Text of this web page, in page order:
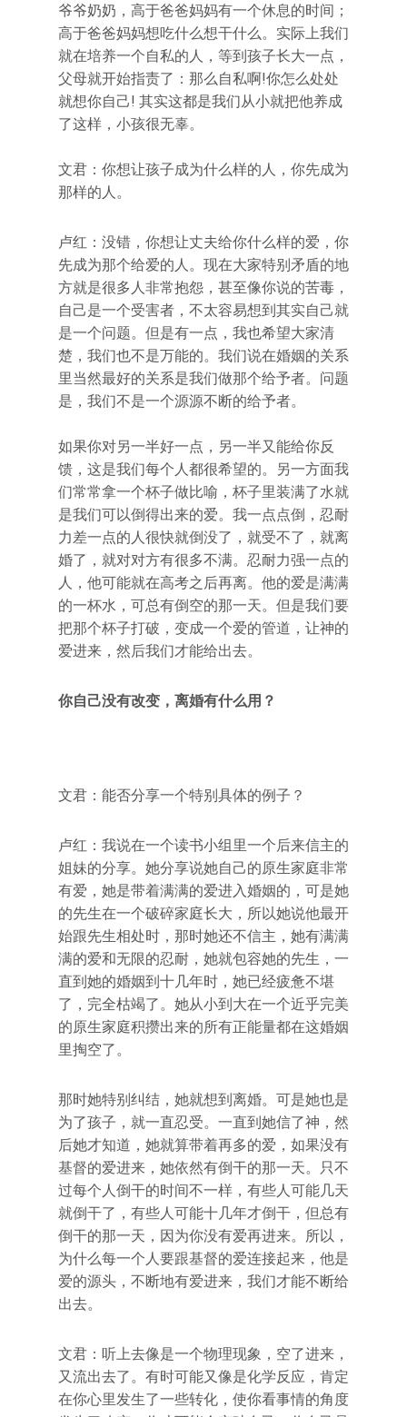
爷爷奶奶，高于爸爸妈妈有一个休息的时间；
高于爸爸妈妈想吃什么想干什么。实际上我们
就在培养一个自私的人，等到孩子长大一点，
父母就开始指责了：那么自私啊!你怎么处处
就想你自己! 其实这都是我们从小就把他养成
了这样，小孩很无辜。
文君：你想让孩子成为什么样的人，你先成为
那样的人。
卢红：没错，你想让丈夫给你什么样的爱，你
先成为那个给爱的人。现在大家特别矛盾的地
方就是很多人非常抱怨，甚至像你说的苦毒，
自己是一个受害者，不太容易想到其实自己就
是一个问题。但是有一点，我也希望大家清
楚，我们也不是万能的。我们说在婚姻的关系
里当然最好的关系是我们做那个给予者。问题
是，我们不是一个源源不断的给予者。
如果你对另一半好一点，另一半又能给你反
馈，这是我们每个人都很希望的。另一方面我
们常常拿一个杯子做比喻，杯子里装满了水就
是我们可以倒得出来的爱。我一点点倒，忍耐
力差一点的人很快就倒没了，就受不了，就离
婚了，就对对方有很多不满。忍耐力强一点的
人，他可能就在高考之后再离。他的爱是满满
的一杯水，可总有倒空的那一天。但是我们要
把那个杯子打破，变成一个爱的管道，让神的
爱进来，然后我们才能给出去。
你自己没有改变，离婚有什么用？
文君：能否分享一个特别具体的例子？
卢红：我说在一个读书小组里一个后来信主的
姐妹的分享。她分享说她自己的原生家庭非常
有爱，她是带着满满的爱进入婚姻的，可是她
的先生在一个破碎家庭长大，所以她说他最开
始跟先生相处时，那时她还不信主，她有满满
满的爱和无限的忍耐，她就包容她的先生，一
直到她的婚姻到十几年时，她已经疲惫不堪
了，完全枯竭了。她从小到大在一个近乎完美
的原生家庭积攒出来的所有正能量都在这婚姻
里掏空了。
那时她特别纠结，她就想到离婚。可是她也是
为了孩子，就一直忍受。一直到她信了神，然
后她才知道，她就算带着再多的爱，如果没有
基督的爱进来，她依然有倒干的那一天。只不
过每个人倒干的时间不一样，有些人可能几天
就倒干了，有些人可能十几年才倒干，但总有
倒干的那一天，因为你没有爱再进来。所以，
为什么每一个人要跟基督的爱连接起来，他是
爱的源头，不断地有爱进来，我们才能不断给
出去。
文君：听上去像是一个物理现象，空了进来，
又流出去了。有时可能又像是化学反应，肯定
在你心里发生了一些转化，使你看事情的角度